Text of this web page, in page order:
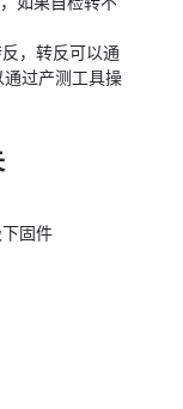
，转反可以通
过产测工具操
固件